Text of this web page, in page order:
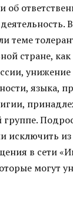
об
теме
стране,
языка,
группе.
исключить из
в сети
могут